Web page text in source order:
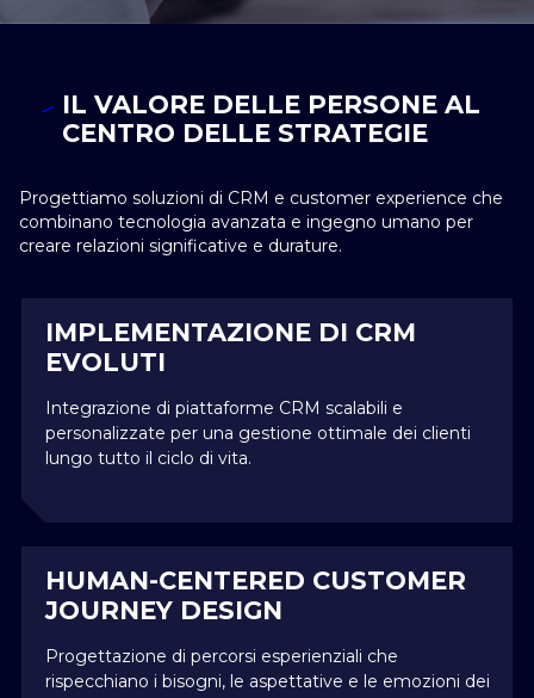
IL VALORE DELLE PERSONE AL
CENTRO DELLE STRATEGIE
Progettiamo soluzioni di CRM e customer experience che
combinano tecnologia avanzata e ingegno umano per
creare relazioni significative e durature.
IMPLEMENTAZIONE DI CRM
EVOLUTI
Integrazione di piattaforme CRM scalabili e
personalizzate per una gestione ottimale dei clienti
lungo tutto il ciclo di vita.
HUMAN-CENTERED CUSTOMER
JOURNEY DESIGN
Progettazione di percorsi esperienziali che
rispecchiano i bisogni, le aspettative e le emozioni dei